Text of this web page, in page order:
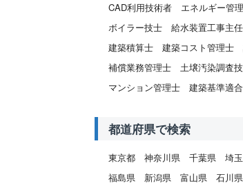
CAD利用技術者
エネルギー管
ボイラー技士
給水装置工事主
建築積算士
建築コスト管理士
補償業務管理士
土壌汚染調査
マンション管理士
建築基準適
都道府県で検索
東京都 神奈川県 千葉県 埼
福島県
新潟県 富山県 石川県